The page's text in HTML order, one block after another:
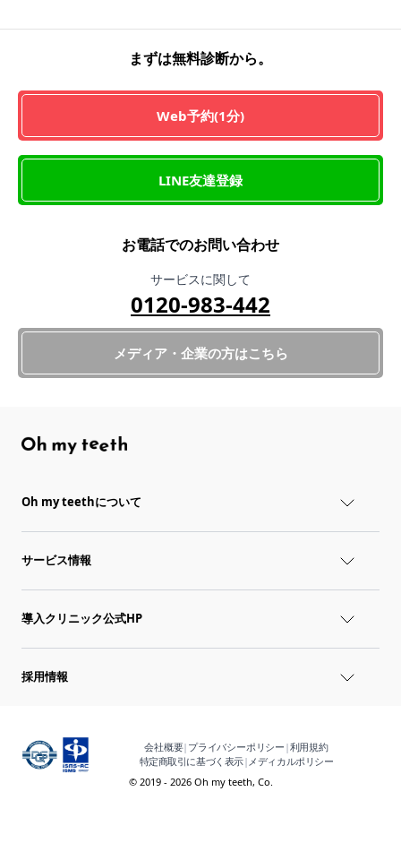
まずは無料診断から。
Web予約(1分)
LINE友達登録
お電話でのお問い合わせ
サービスに関して
0120-983-442
メディア・企業の方はこちら
Oh my teethについて
サービス情報
導入クリニック公式HP
採用情報
会社概要| プライバシーポリシー |利用規約
特定商取引に基づく表示| メディカルポリシー
© 2019 - 2026 Oh my teeth, Co.